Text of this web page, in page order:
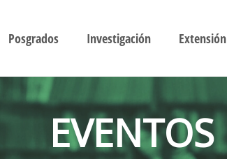
Posgrados Investigación Extensión
EVENTOS